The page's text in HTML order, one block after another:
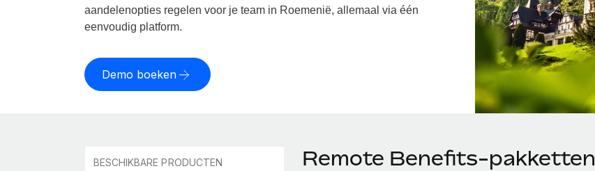
aandelenopties regelen voor je team in Roemenië, allemaal via één
eenvoudig platform.
Demo boeken
BESCHIKBARE PRODUCTEN Remote Benefits-pakketten